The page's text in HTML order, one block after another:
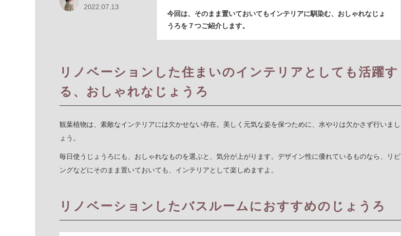
2022.07.13
今回は、そのまま置いておいてもインテリアに馴染む、おしゃれなじょ
うろを７つご紹介します。
リノベーションした住まいのインテリアとしても活躍す
る、おしゃれなじょうろ
観葉植物は、素敵なインテリアには欠かせない存在。美しく元気な姿を保つために、水やりは欠かさず行いまし
ょう。
毎日使うじょうろにも、おしゃれなものを選ぶと、気分が上がります。デザイン性に優れているものなら、リビ
ングなどにそのまま置いておいても、インテリアとして楽しめますよ。
リノベーションしたバスルームにおすすめのじょうろ